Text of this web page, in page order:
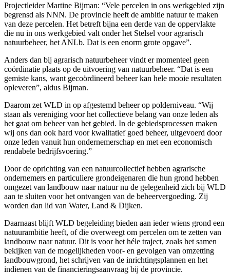
Projectleider Martine Bijman: “Vele percelen in ons werkgebied zijn
begrensd als NNN. De provincie heeft de ambitie natuur te maken
van deze percelen. Het betreft bijna een derde van de oppervlakte
die nu in ons werkgebied valt onder het Stelsel voor agrarisch
natuurbeheer, het ANLb. Dat is een enorm grote opgave”.
Anders dan bij agrarisch natuurbeheer vindt er momenteel geen
coördinatie plaats op de uitvoering van natuurbeheer. “Dat is een
gemiste kans, want gecoördineerd beheer kan hele mooie resultaten
opleveren”, aldus Bijman.
Daarom zet WLD in op afgestemd beheer op polderniveau. “Wij
staan als vereniging voor het collectieve belang van onze leden als
het gaat om beheer van het gebied. In de gebiedsprocessen maken
wij ons dan ook hard voor kwalitatief goed beheer, uitgevoerd door
onze leden vanuit hun ondernemerschap en met een economisch
rendabele bedrijfsvoering.”
Door de oprichting van een natuurcollectief hebben agrarische
ondernemers en particuliere grondeigenaren die hun grond hebben
omgezet van landbouw naar natuur nu de gelegenheid zich bij WLD
aan te sluiten voor het ontvangen van de beheervergoeding. Zij
worden dan lid van Water, Land & Dijken.
Daarnaast blijft WLD begeleiding bieden aan ieder wiens grond een
natuurambitie heeft, of die overweegt om percelen om te zetten van
landbouw naar natuur. Dit is voor het héle traject, zoals het samen
bekijken van de mogelijkheden voor- en gevolgen van omzetting
landbouwgrond, het schrijven van de inrichtingsplannen en het
indienen van de financieringsaanvraag bij de provincie.